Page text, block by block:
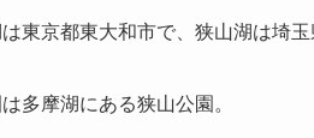
東京都東大和市で、狭山湖は埼玉
多摩湖にある狭山公園。